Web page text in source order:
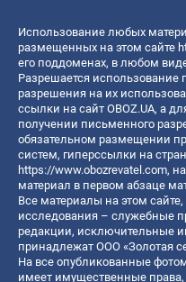
Использование любых
размещенных на этом сайте
его поддоменах, в любом
Разрешается использование
разрешения на их
ссылки на сайт OBOZ.UA, а
получении письменного
обязательном размещении
систем, гиперссылки на
https://www.obozrevatel.com,
материал в первом абзаце
Все материалы на этом
исследования – служебные
редакции, исключительные
принадлежат ООО «Золотая
На все опубликованные
имеет имущественные